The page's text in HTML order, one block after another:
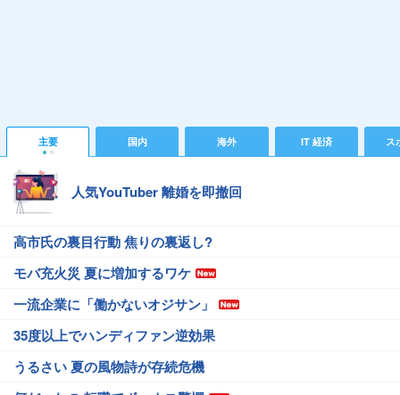
主要 国内 海外 IT 経済 ス
人気YouTuber 離婚を即撤回
高市氏の裏目行動 焦りの裏返し?
モバ充火災 夏に増加するワケ
一流企業に「働かないオジサン」
35度以上でハンディファン逆効果
うるさい 夏の風物詩が存続危機